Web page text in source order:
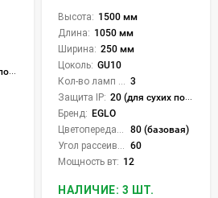
Высота: 1500 мм
Длина: 1050 мм
Ширина: 250 мм
Цоколь: GU10
3
Защита IP: 20 (для сухих пом.)
Бренд: EGLO
80 (базовая)
60
Мощность вт: 12
НАЛИЧИЕ: 3 ШТ.